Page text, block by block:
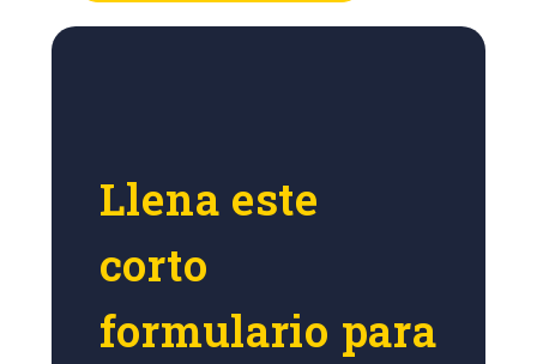
Llena este
corto
formulario para